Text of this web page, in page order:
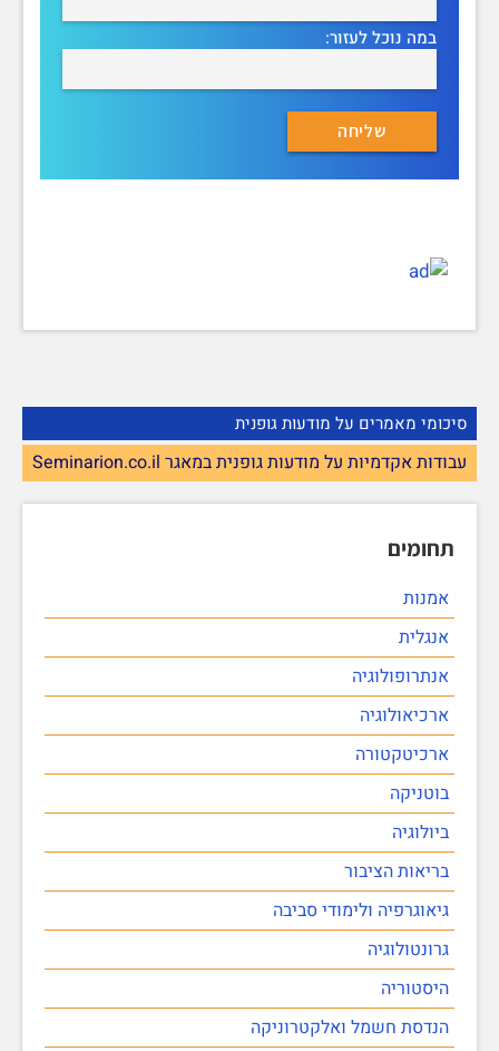
סיכומי מאמרים על מודעות גופנית
עבודות אקדמיות על מודעות גופנית במאגר Seminarion.co.il
תחומים
אמנות
אנגלית
אנתרופולוגיה
ארכיאולוגיה
ארכיטקטורה
בוטניקה
ביולוגיה
בריאות הציבור
גיאוגרפיה ולימודי סביבה
גרונטולוגיה
היסטוריה
הנדסת חשמל ואלקטרוניקה
במה נוכל לעזור: